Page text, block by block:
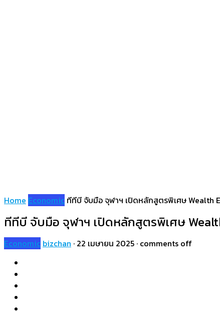
Home Economic ทีทีบี จับมือ จุฬาฯ เปิดหลักสูตรพิเศษ Wealth
ทีทีบี จับมือ จุฬาฯ เปิดหลักสูตรพิเศษ
Economic bizchan · 22 เมษายน 2025 · comments off